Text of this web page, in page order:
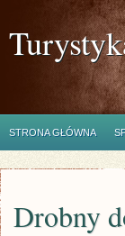
STRONA GŁÓWNA
Drobny